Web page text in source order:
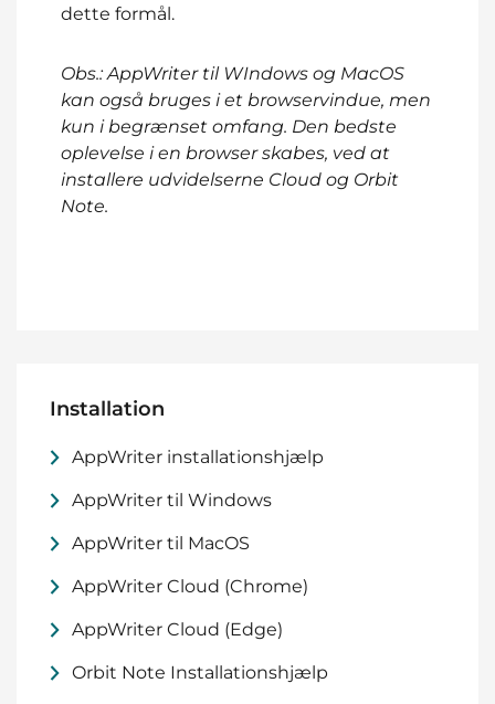
dette formål.
Obs.: AppWriter til WIndows og MacOS
kan også bruges i et browservindue, men
kun i begrænset omfang. Den bedste
oplevelse i en browser skabes, ved at
installere udvidelserne Cloud og Orbit
Note.
Installation
AppWriter installationshjælp
AppWriter til Windows
AppWriter til MacOS
AppWriter Cloud (Chrome)
AppWriter Cloud (Edge)
Orbit Note Installationshjælp